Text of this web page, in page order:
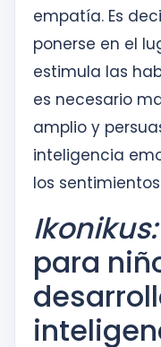
empatía. Es
ponerse en el
estimula las
es necesario
amplio y
inteligencia
los
Ikonikus:
para